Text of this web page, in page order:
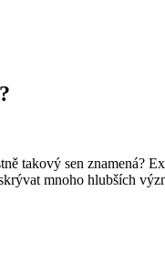
takový sen znamená?
mnoho hlubších